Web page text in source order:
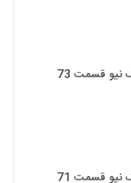
سریال افسانه اوک نیو قسمت 73
سریال افسانه اوک نیو قسمت 71